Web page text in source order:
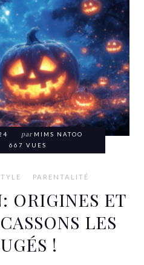
par MIMS NATOO
667 VUES
PARENTALITÉ
ORIGINES ET
LES
!